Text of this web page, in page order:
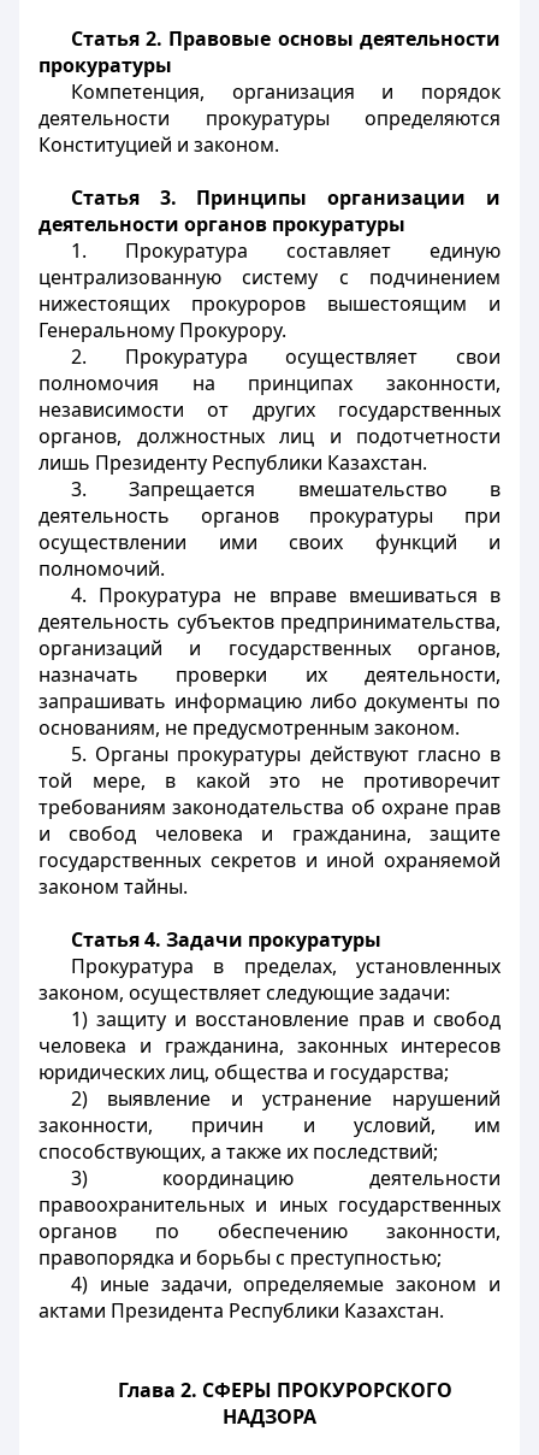
Статья 2. Правовые основы деятельности
прокуратуры
Компетенция, организация и порядок
деятельности прокуратуры определяются
Конституцией и законом.
Статья 3. Принципы организации и
деятельности органов прокуратуры
1. Прокуратура составляет единую
централизованную систему с подчинением
нижестоящих прокуроров вышестоящим и
Генеральному Прокурору.
2. Прокуратура осуществляет свои
полномочия на принципах законности,
независимости от других государственных
органов, должностных лиц и подотчетности
лишь Президенту Республики Казахстан.
3. Запрещается вмешательство в
деятельность органов прокуратуры при
осуществлении ими своих функций и
полномочий.
4. Прокуратура не вправе вмешиваться в
деятельность субъектов предпринимательства,
организаций и государственных органов,
назначать проверки их деятельности,
запрашивать информацию либо документы по
основаниям, не предусмотренным законом.
5. Органы прокуратуры действуют гласно в
той мере, в какой это не противоречит
требованиям законодательства об охране прав
и свобод человека и гражданина, защите
государственных секретов и иной охраняемой
законом тайны.
Статья 4. Задачи прокуратуры
Прокуратура в пределах, установленных
законом, осуществляет следующие задачи:
1) защиту и восстановление прав и свобод
человека и гражданина, законных интересов
юридических лиц, общества и государства;
2) выявление и устранение нарушений
законности, причин и условий, им
способствующих, а также их последствий;
3) координацию деятельности
правоохранительных и иных государственных
органов по обеспечению законности,
правопорядка и борьбы с преступностью;
4) иные задачи, определяемые законом и
актами Президента Республики Казахстан.
Глава 2. СФЕРЫ ПРОКУРОРСКОГО
НАДЗОРА